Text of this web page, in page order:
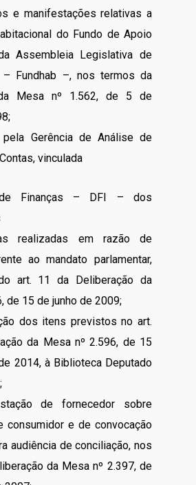
e manifestações relativas a
do Fundo de Apoio
Assembleia Legislativa de
– Fundhab –, nos termos da
Mesa nº 1.562, de 5 de
Gerência de Análise de
vinculada
Finanças – DFI – dos
realizadas em razão de
ao mandato parlamentar,
art. 11 da Deliberação da
de 15 de junho de 2009;
dos itens previstos no art.
da Mesa nº 2.596, de 15
2014, à Biblioteca Deputado
de fornecedor sobre
consumidor e de convocação
audiência de conciliação, nos
da Mesa nº 2.397, de